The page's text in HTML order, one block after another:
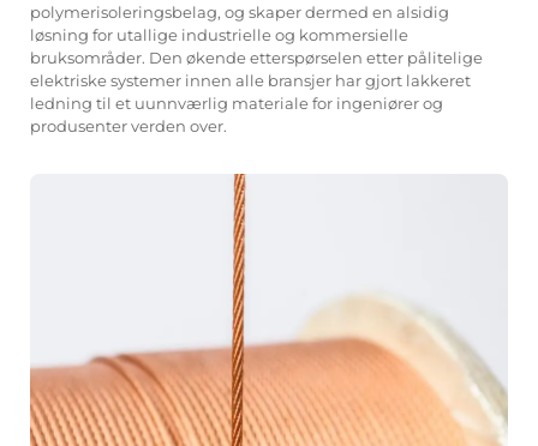
polymerisoleringsbelag, og skaper dermed en alsidig
løsning for utallige industrielle og kommersielle
bruksområder. Den økende etterspørselen etter pålitelige
elektriske systemer innen alle bransjer har gjort lakkeret
ledning til et uunnværlig materiale for ingeniører og
produsenter verden over.